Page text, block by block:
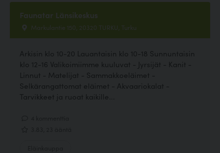
Faunatar Länsikeskus
Markulantie 150, 20320 TURKU, Turku
Arkisin klo 10-20 Lauantaisin klo 10-18 Sunnuntaisin
klo 12-16 Valikoimiimme kuuluvat - Jyrsijät - Kanit -
Linnut - Matelijat - Sammakkoeläimet -
Selkärangattomat eläimet - Akvaariokalat -
Tarvikkeet ja ruoat kaikille...